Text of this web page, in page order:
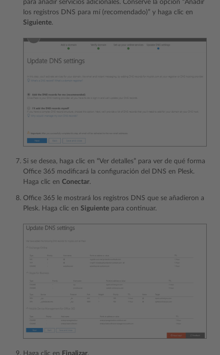
para añadir servicios adicionales. Conserve la opción “Añadir
los registros DNS para mí (recomendado)” y haga clic en
Siguiente.
Si se desea, haga clic en “Ver detalles” para ver de qué forma
Office 365 modificará la configuración del DNS en Plesk.
Haga clic en Conectar.
Office 365 le mostrará los registros DNS que se añadieron a
Plesk. Haga clic en Siguiente para continuar.
Haga clic en Finalizar.